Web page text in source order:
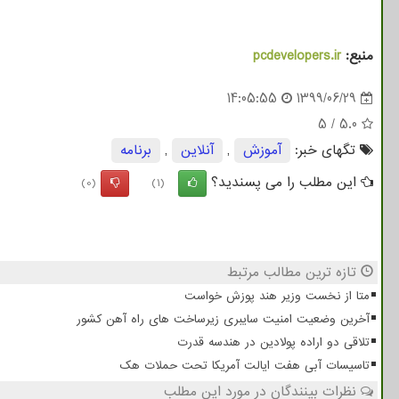
منبع:pcdevelopers.ir
1399/06/29
14:05:55
5.0
/
5
تگهای خبر:
آموزش , آنلاین ,
برنامه
این مطلب را می پسندید؟
(1)
(0)
تازه ترین مطالب مرتبط
متا از نخست وزیر هند پوزش خواست
آخرین وضعیت امنیت سایبری زیرساخت های راه آهن کشور
تلاقی دو اراده پولادین در هندسه قدرت
تاسیسات آبی هفت ایالت آمریکا تحت حملات هک
نظرات بینندگان در مورد این مطلب